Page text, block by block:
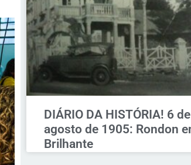
DIÁRIO DA HISTÓRIA! 6 de
agosto de 1905: Rondon
Brilhante